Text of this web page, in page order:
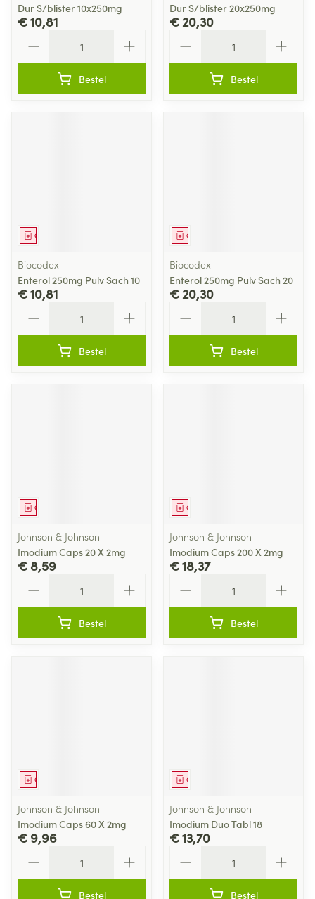
Dur S/blister 10x250mg
€ 10,81
Bestel
Dur S/blister 20x250mg
€ 20,30
Bestel
Geneesmiddel
Biocodex
Enterol 250mg Pulv Sach 10
€ 10,81
Bestel
Geneesmiddel
Biocodex
Enterol 250mg Pulv Sach 20
€ 20,30
Bestel
Geneesmiddel
Johnson & Johnson
Imodium Caps 20 X 2mg
€ 8,59
Bestel
Geneesmiddel
Johnson & Johnson
Imodium Caps 200 X 2mg
€ 18,37
Bestel
Geneesmiddel
Johnson & Johnson
Imodium Caps 60 X 2mg
€ 9,96
Bestel
Geneesmiddel
Johnson & Johnson
Imodium Duo Tabl 18
€ 13,70
Bestel